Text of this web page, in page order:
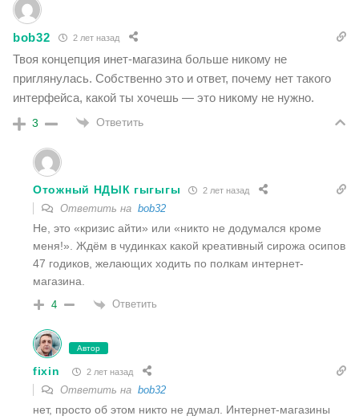
bob32 2 лет назад
Твоя концепция инет-магазина больше никому не
приглянулась. Собственно это и ответ, почему нет такого
интерфейса, какой ты хочешь — это никому не нужно.
3 Ответить
Отожный НДЫК гыгыгы 2 лет назад
Ответить на bob32
Не, это «кризис айти» или «никто не додумался кроме
меня!». Ждём в чудинках какой креативный сирожа осипов
47 годиков, желающих ходить по полкам интернет-
магазина.
4 Ответить
Автор
fixin 2 лет назад
Ответить на bob32
нет, просто об этом никто не думал. Интернет-магазины